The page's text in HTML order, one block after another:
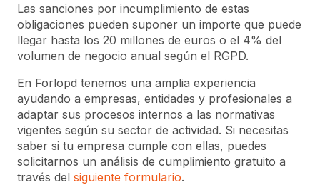
Las sanciones por incumplimiento de estas
obligaciones pueden suponer un importe que puede
llegar hasta los 20 millones de euros o el 4% del
volumen de negocio anual según el RGPD.
En Forlopd tenemos una amplia experiencia
ayudando a empresas, entidades y profesionales a
adaptar sus procesos internos a las normativas
vigentes según su sector de actividad. Si necesitas
saber si tu empresa cumple con ellas, puedes
solicitarnos un análisis de cumplimiento gratuito a
través del siguiente formulario.